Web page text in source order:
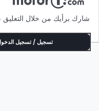
شارك برأيك من خلال التعليق
تسجيل / تسجيل